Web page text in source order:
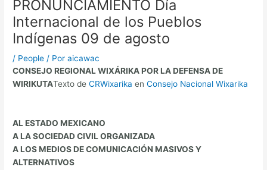
PRONUNCIAMIENTO Día
Internacional de los Pueblos
Indígenas 09 de agosto
/ People / Poraicawac
CONSEJO REGIONAL WIXÁRIKA POR LA DEFENSA DE
WIRIKUTATexto deCRWixarika enConsejo Nacional Wixarika
AL ESTADO MEXICANO
A LA SOCIEDAD CIVIL ORGANIZADA
A LOS MEDIOS DE COMUNICACIÓN MASIVOS Y
ALTERNATIVOS